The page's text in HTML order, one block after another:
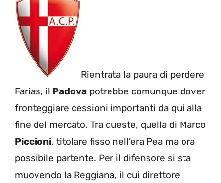
Rientrata la paura di perdere
Farias, il Padova potrebbe comunque dover
fronteggiare cessioni importanti da qui alla
fine del mercato. Tra queste, quella di Marco
Piccioni, titolare fisso nell’era Pea ma ora
possibile partente. Per il difensore si sta
muovendo la Reggiana, il cui direttore